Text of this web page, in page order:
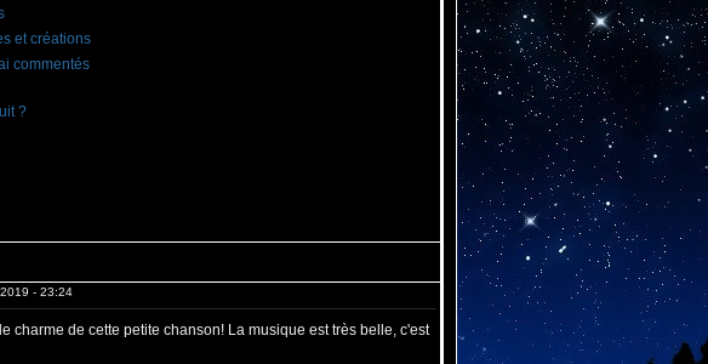
et créations
commentés
?
- 23:24
charme de cette petite chanson! La musique est très belle, c'est